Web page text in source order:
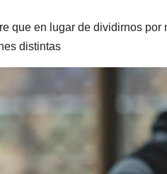
que en lugar de dividirnos
distintas